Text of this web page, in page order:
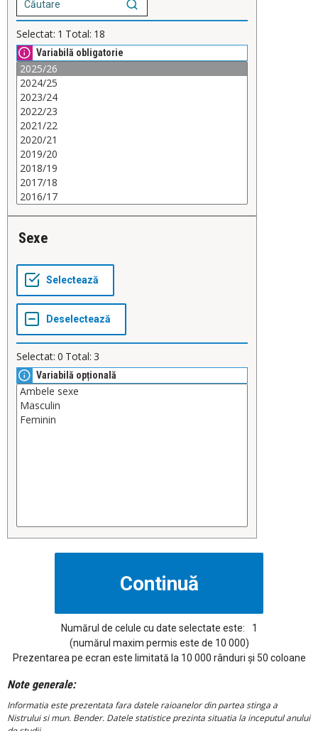
Selectat: 1 Total: 18
Variabilă obligatorie
Sexe
Selectat: 0 Total: 3
Variabilă opțională
Numărul de celule cu date selectate este:
1
(numărul maxim permis este de 10 000)
Prezentarea pe ecran este limitată la 10 000 rânduri și 50 coloane
Note generale:
Informatia este prezentata fara datele raioanelor din partea stinga a
Nistrului si mun. Bender. Datele statistice prezinta situatia la inceputul anului